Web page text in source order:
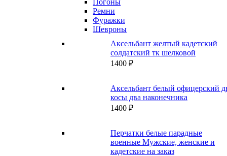
Ремни
Фуражки
Шевроны
Аксельбант желтый кадетский
солдатский тк шелковой
1400 ₽
Аксельбант белый офицерский
косы два наконечника
1400 ₽
Перчатки белые парадные
военные Мужские, женские и
кадетские на заказ